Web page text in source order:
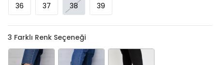
36 37 38 39
3 Farklı Renk Seçeneği